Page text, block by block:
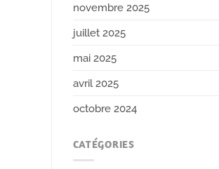
novembre 2025
juillet 2025
mai 2025
avril 2025
octobre 2024
CATÉGORIES